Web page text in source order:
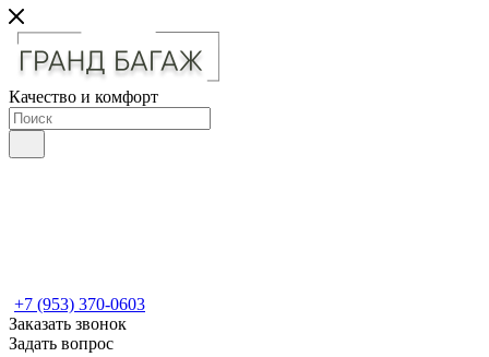
Качество и комфорт
+7 (953) 370-0603
Заказать звонок
Задать вопрос